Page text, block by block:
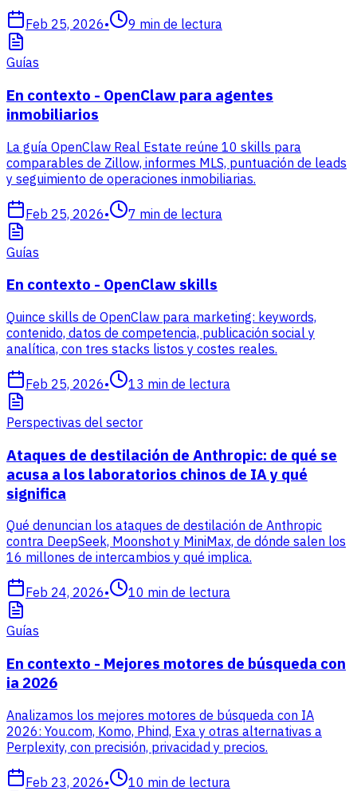
Feb 25, 2026• 9 min de lectura
Guías
En contexto - OpenClaw para agentes
inmobiliarios
La guía OpenClaw Real Estate reúne 10 skills para
comparables de Zillow, informes MLS, puntuación de leads
y seguimiento de operaciones inmobiliarias.
Feb 25, 2026• 7 min de lectura
Guías
En contexto - OpenClaw skills
Quince skills de OpenClaw para marketing: keywords,
contenido, datos de competencia, publicación social y
analítica, con tres stacks listos y costes reales.
Feb 25, 2026• 13 min de lectura
Perspectivas del sector
Ataques de destilación de Anthropic: de qué se
acusa a los laboratorios chinos de IA y qué
significa
Qué denuncian los ataques de destilación de Anthropic
contra DeepSeek, Moonshot y MiniMax, de dónde salen los
16 millones de intercambios y qué implica.
Feb 24, 2026• 10 min de lectura
Guías
En contexto - Mejores motores de búsqueda con
ia 2026
Analizamos los mejores motores de búsqueda con IA
2026: You.com, Komo, Phind, Exa y otras alternativas a
Perplexity, con precisión, privacidad y precios.
Feb 23, 2026• 10 min de lectura